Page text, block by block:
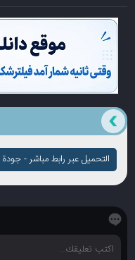
التحميل عبر رابط مباشر - جودة ۷۲۰